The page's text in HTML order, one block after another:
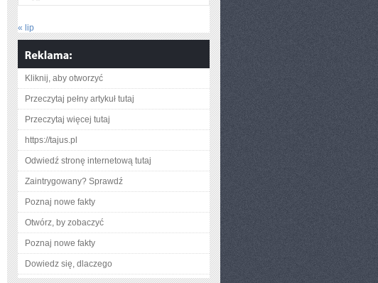
« lip
Kliknij, aby otworzyć
Przeczytaj pełny artykuł tutaj
Przeczytaj więcej tutaj
https://tajus.pl
Odwiedź stronę internetową tutaj
Zaintrygowany? Sprawdź
Poznaj nowe fakty
Otwórz, by zobaczyć
Poznaj nowe fakty
Dowiedz się, dlaczego